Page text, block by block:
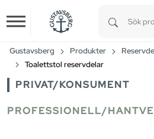
Skip to main content
Gustavsberg Produkter
Toalettstol reservdelar
PRIVAT/KONSUMENT
PROFESSIONELL/